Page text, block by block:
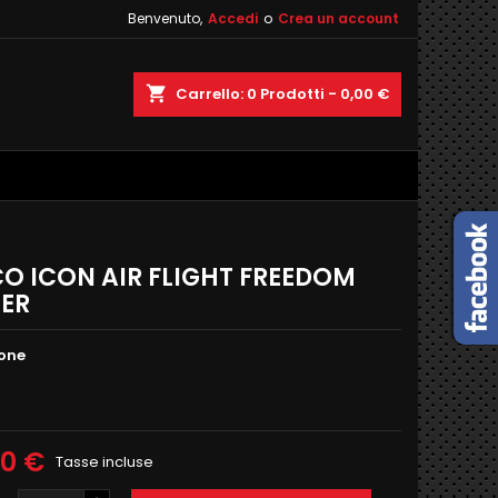
Benvenuto, Accedi o Crea un account
shopping_cart Carrello: 0 Prodotti - 0,00 €
ICON AIR FLIGHT FREEDOM
€ Tasse incluse